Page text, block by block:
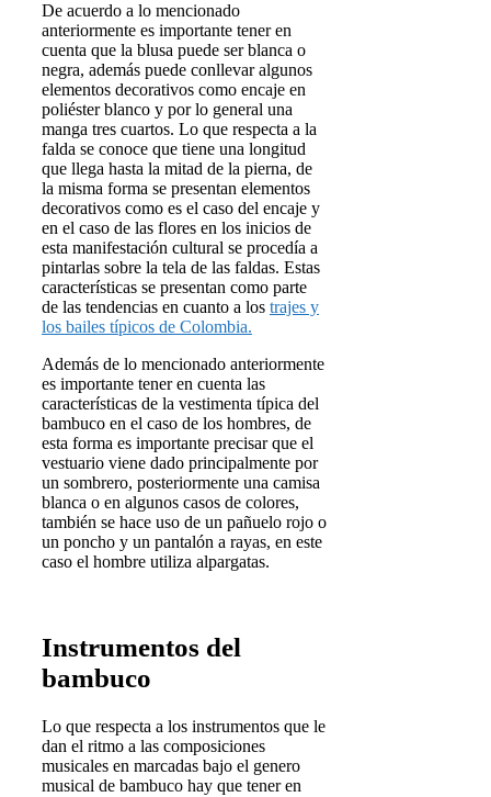
De acuerdo a lo mencionado
anteriormente es importante tener en
cuenta que la blusa puede ser blanca o
negra, además puede conllevar algunos
elementos decorativos como encaje en
poliéster blanco y por lo general una
manga tres cuartos. Lo que respecta a la
falda se conoce que tiene una longitud
que llega hasta la mitad de la pierna, de
la misma forma se presentan elementos
decorativos como es el caso del encaje y
en el caso de las flores en los inicios de
esta manifestación cultural se procedía a
pintarlas sobre la tela de las faldas. Estas
características se presentan como parte
de las tendencias en cuanto a los trajes y
los bailes típicos de Colombia.
Además de lo mencionado anteriormente
es importante tener en cuenta las
características de la vestimenta típica del
bambuco en el caso de los hombres, de
esta forma es importante precisar que el
vestuario viene dado principalmente por
un sombrero, posteriormente una camisa
blanca o en algunos casos de colores,
también se hace uso de un pañuelo rojo o
un poncho y un pantalón a rayas, en este
caso el hombre utiliza alpargatas.
Instrumentos del
bambuco
Lo que respecta a los instrumentos que le
dan el ritmo a las composiciones
musicales en marcadas bajo el genero
musical de bambuco hay que tener en